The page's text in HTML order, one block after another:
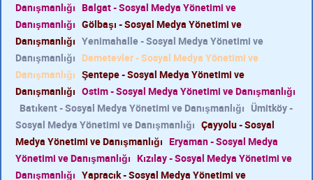
Danışmanlığı Balgat - Sosyal Medya Yönetimi ve
Danışmanlığı Gölbaşı - Sosyal Medya Yönetimi ve
Danışmanlığı Yenimahalle - Sosyal Medya Yönetimi ve
Danışmanlığı Demetevler - Sosyal Medya Yönetimi ve
Danışmanlığı Şentepe - Sosyal Medya Yönetimi ve
Danışmanlığı Ostim - Sosyal Medya Yönetimi ve Danışmanlığı
Batıkent - Sosyal Medya Yönetimi ve Danışmanlığı Ümitköy -
Sosyal Medya Yönetimi ve Danışmanlığı Çayyolu - Sosyal
Medya Yönetimi ve Danışmanlığı Eryaman - Sosyal Medya
Yönetimi ve Danışmanlığı Kızılay - Sosyal Medya Yönetimi ve
Danışmanlığı Yapracık - Sosyal Medya Yönetimi ve